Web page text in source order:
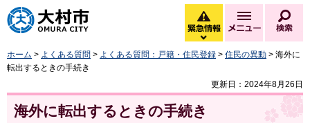
大村市
緊急情報
緊急情報を開く
メニュー
ホーム > よくある質問 > よくある質問：戸籍・住民登録 > 住民の異動 > 海外に
転出するときの手続き
更新日：2024年8月26日
海外に転出するときの手続き